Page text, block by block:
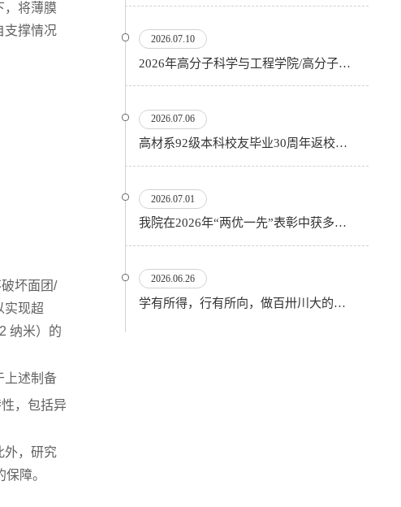
，将薄膜
支撑情况
坏面团/
实现超
纳米）的
上述制备
，包括异
外，研究
障。
2026.07.10
2026年高分子科学与工程学院/高分子研究所优秀大学生暑期夏令营顺利开营
2026.07.06
高材系92级本科校友毕业30周年返校活动顺利举行
2026.07.01
我院在2026年“两优一先”表彰中获多项殊荣
2026.06.26
学有所得，行有所向，做百卅川大的薪火赓续者——校长汪劲松在四川大学2026届学生毕业典礼上的...